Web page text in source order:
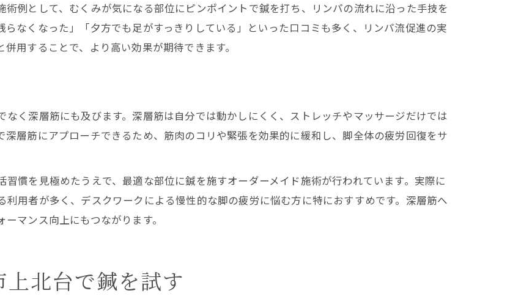
例として、むくみが気になる部位にピンポイントで鍼を打ち、リンパの流れに沿った手技を
なくなった」「夕方でも足がすっきりしている」といった口コミも多く、リンパ流促進の実
用することで、より高い効果が期待できます。
く深層筋にも及びます。深層筋は自分では動かしにくく、ストレッチやマッサージだけでは
層筋にアプローチできるため、筋肉のコリや緊張を効果的に緩和し、脚全体の疲労回復をサ
慣を見極めたうえで、最適な部位に鍼を施すオーダーメイド施術が行われています。実際に
利用者が多く、デスクワークによる慢性的な脚の疲労に悩む方に特におすすめです。深層筋へ
マンス向上にもつながります。
北台で鍼を試す